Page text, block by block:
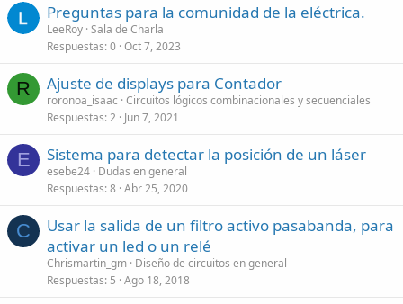
Preguntas para la comunidad de la eléctrica.
LeeRoy Sala de Charla
Respuestas 0 Oct 7, 2023
R Ajuste de displays para Contador
roronoa_isaac Circuitos lógicos combinacionales y secuenciales
Respuestas 2 Jun 7, 2021
E Sistema para detectar la posición de un láser
esebe24 Dudas en general
Respuestas 8 Abr 25, 2020
C
Usar la salida de un filtro activo pasabanda, para
activar un led o un relé
Chrismartin_gm Diseño de circuitos en general
Respuestas 5 Ago 18, 2018